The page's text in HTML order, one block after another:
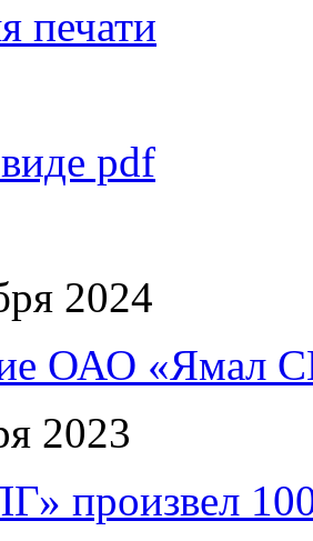
печати
pdf
2024
ОАО «Ямал
2023
произвел